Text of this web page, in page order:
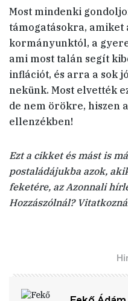
Most mindenki
támogatásokra,
kormányunktól, a
ami most talán segít
inflációt, és arra a sok
nekünk. Most elvették
de nem örökre, hiszen
ellenzékben!
Ezt a cikket és mást is
postaládájukba azok,
feketére, az Azonnali
Hozzászólnál?